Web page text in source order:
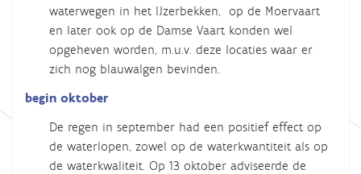
waterwegen in het IJzerbekken, op de Moervaart
en later ook op de Damse Vaart konden wel
opgeheven worden, m.u.v. deze locaties waar er
zich nog blauwalgen bevinden.
begin oktober
De regen in september had een positief effect op
de waterlopen, zowel op de waterkwantiteit als op
de waterkwaliteit. Op 13 oktober adviseerde de